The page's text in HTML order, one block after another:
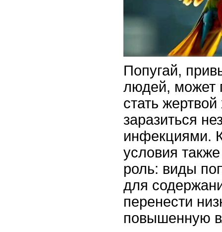
Попугай,
людей, может
стать
заразиться
инфекциями.
условия
роль: виды
для
перенести
повышенную